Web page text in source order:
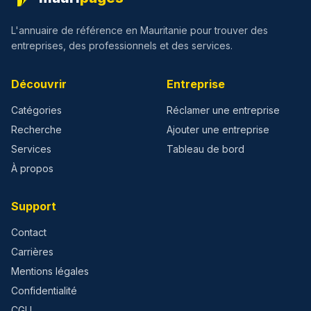
L'annuaire de référence en Mauritanie pour trouver des
entreprises, des professionnels et des services.
Découvrir
Catégories
Recherche
Services
À propos
Entreprise
Réclamer une entreprise
Ajouter une entreprise
Tableau de bord
Support
Contact
Carrières
Mentions légales
Confidentialité